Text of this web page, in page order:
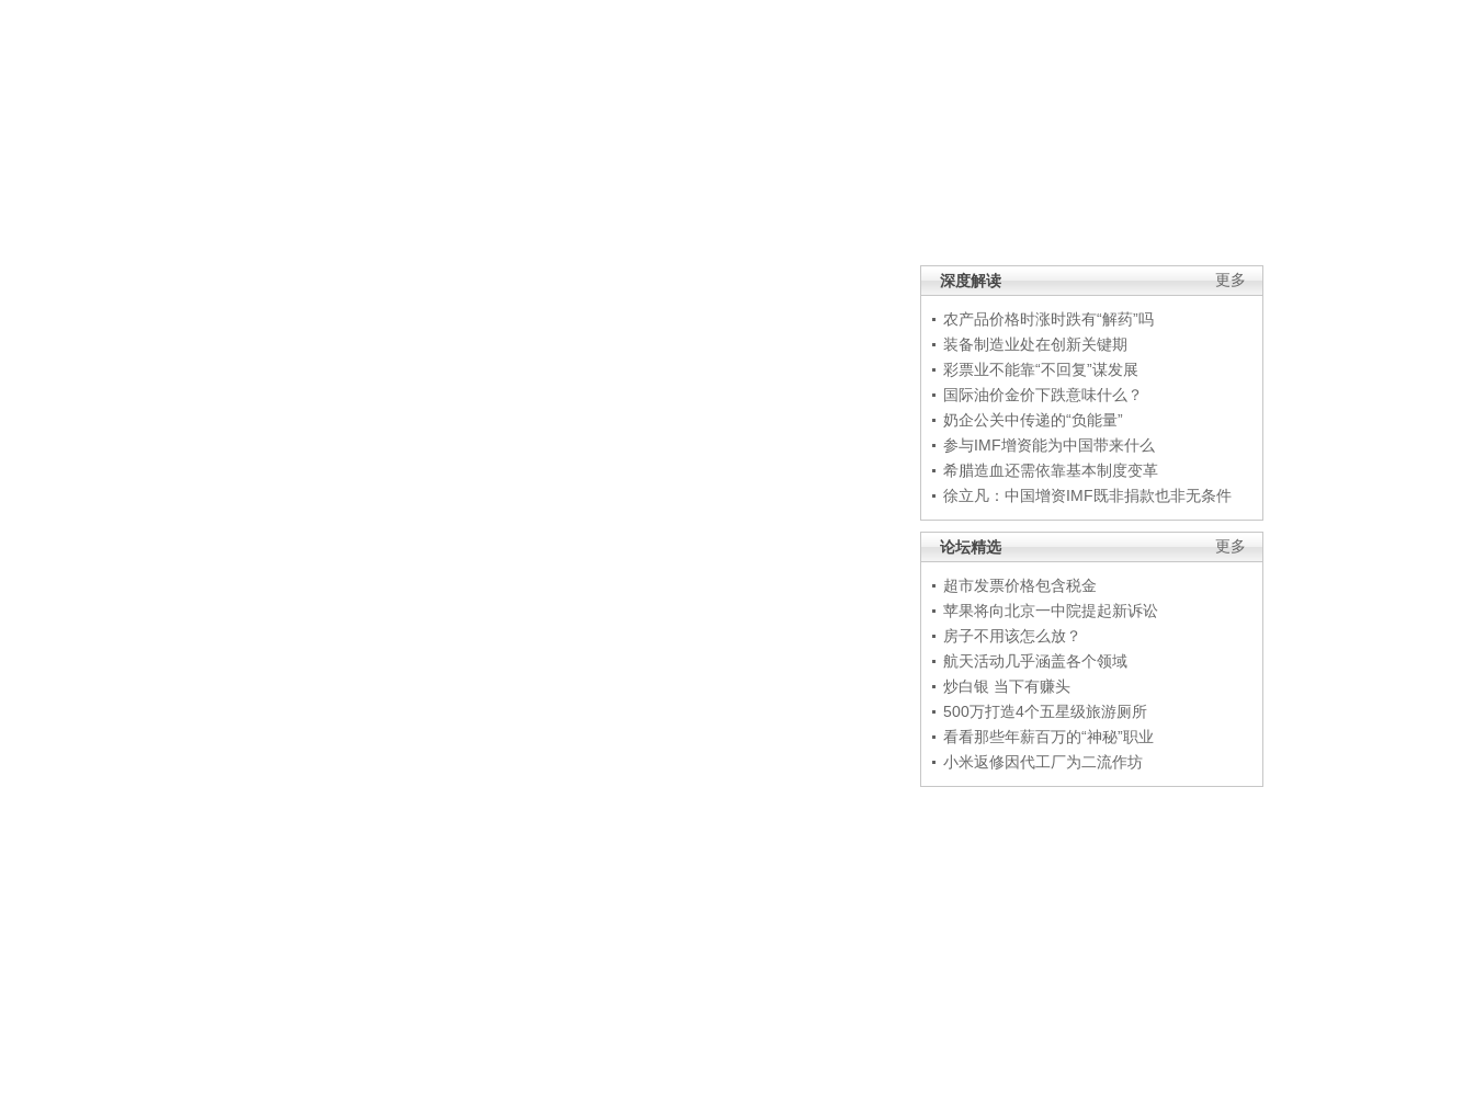
更多
深度解读
农产品价格时涨时跌有“解药”吗
装备制造业处在创新关键期
彩票业不能靠“不回复”谋发展
国际油价金价下跌意味什么？
奶企公关中传递的“负能量”
参与IMF增资能为中国带来什么
希腊造血还需依靠基本制度变革
徐立凡：中国增资IMF既非捐款也非无条件
更多
论坛精选
超市发票价格包含税金
苹果将向北京一中院提起新诉讼
房子不用该怎么放？
航天活动几乎涵盖各个领域
炒白银 当下有赚头
500万打造4个五星级旅游厕所
看看那些年薪百万的“神秘”职业
小米返修因代工厂为二流作坊